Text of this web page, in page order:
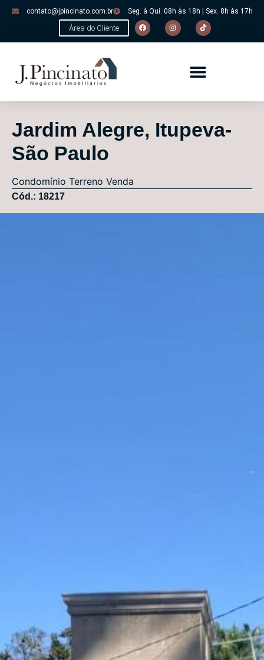
contato@jpincinato.com.br Seg. à Qui. 08h às 18h | Sex. 8h às 17h
Área do Cliente
Jardim Alegre, Itupeva-
São Paulo
Condomínio Terreno Venda
Cód.: 18217